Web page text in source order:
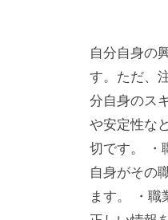
自分自身の
す。ただ、
分自身のス
や安定性な
切です。 ・
自身がその
ます。 ・職